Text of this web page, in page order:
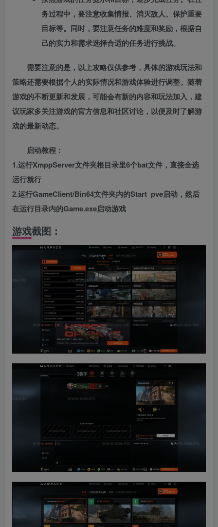
务过程中，要注意收集情报、消灭敌人、保护重要
目标等。同时，要注意任务的难度和奖励，根据自
己的实力和需求选择合适的任务进行挑战。
需要注意的是，以上攻略仅供参考，具体的游戏玩法和
策略还需要根据个人的实际情况和游戏体验进行调整。随着
游戏的不断更新和发展，可能会有新的内容和玩法加入，建
议玩家多关注游戏的官方信息和社区讨论，以便及时了解游
戏的最新动态。
启动教程：
1.运行XmppServer文件夹根目录里6个bat文件，直接全选
运行就行
2.运行GameClient/Bin64文件夹内的Start_pve启动，然后
在运行目录内的Game.exe启动游戏
游戏截图：